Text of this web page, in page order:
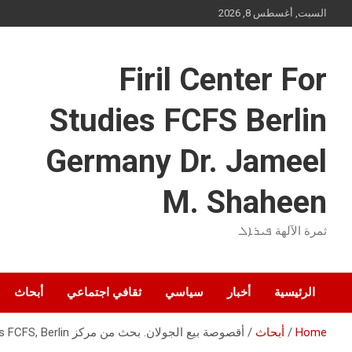
to
السبت, أغسطس 8, 2026
Firil Center For
Studies FCFS Berlin
Germany Dr. Jameel
M. Shaheen
ثمرة الآلهة ܦܝܪܐܠ
الرئيسية أخبار سياسي ثقافي اجتماعي أبحاث
Home أبحاث أقصوصة بيع الجولان. بحث من مركز Firil Center For Studies FCFS, Berlin